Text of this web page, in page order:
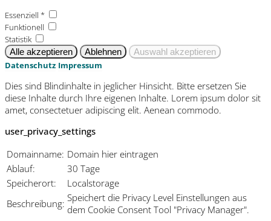
Essenziell *
Funktionell
Statistik
Datenschutz Impressum
Dies sind Blindinhalte in jeglicher Hinsicht. Bitte ersetzen Sie
diese Inhalte durch Ihre eigenen Inhalte. Lorem ipsum dolor sit
amet, consectetuer adipiscing elit. Aenean commodo.
user_privacy_settings
Domainname: Domain hier eintragen
Ablauf:
30 Tage
Speicherort:
Localstorage
Beschreibung: Speichert die Privacy Level Einstellungen aus
dem Cookie Consent Tool "Privacy Manager".